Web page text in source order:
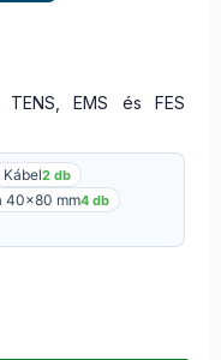
EMS és FES
Kábel2 db
40×80 mm4 db